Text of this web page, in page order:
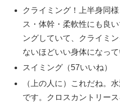
クライミング！上半身同
ス・体幹・柔軟性にも良
ングしていて、クライミ
ないほどいい身体になって
スイミング（57いいね）
（上の人に）これだね。
です。クロスカントリー